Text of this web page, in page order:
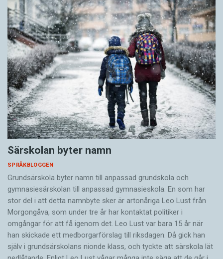
Särskolan byter namn
SPRÅKBLOGGEN
Grundsärskola byter namn till anpassad grundskola och
gymnasiesärskolan till anpassad gymnasieskola. En som har
stor del i att detta namnbyte sker är artonåriga Leo Lust från
Morgongåva, som under tre år har kontaktat politiker i
omgångar för att få igenom det. Leo Lust var bara 15 år när
han skickade ett medborgarförslag till riksdagen. Då gick han
själv i grundsärskolans nionde klass, och tyckte att särskola lät